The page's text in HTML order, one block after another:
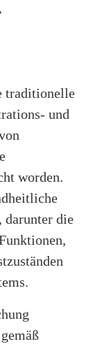
traditionelle
und
worden.
darunter die